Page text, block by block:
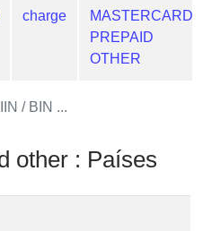
charge
MASTERCARD
PREPAID
OTHER
/ BIN ...
other : Países